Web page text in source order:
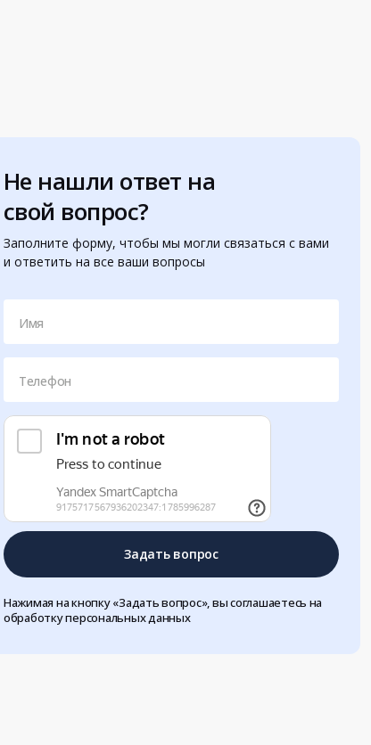
Не нашли ответ на
свой вопрос?
Заполните форму, чтобы мы могли связаться с вами
и ответить на все ваши вопросы
Имя
Телефон
Задать вопрос
Нажимая на кнопку «Задать вопрос», вы соглашаетесь на
обработку персональных данных